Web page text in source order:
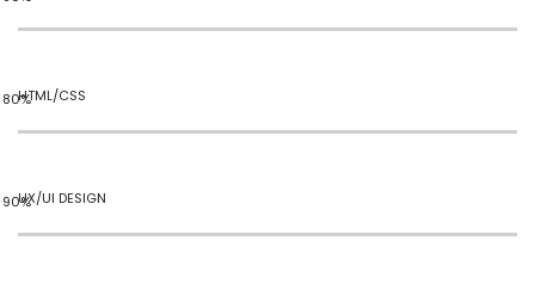
HTML/CSS
UX/UI DESIGN